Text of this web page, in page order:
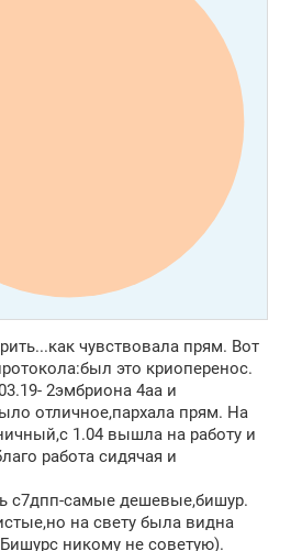
чувствовала прям. Вот
это криоперенос.
2эмбриона 4аа и
отличное,пархала прям. На
1.04 вышла на работу и
работа сидячая и
с7дпп-самые дешевые,бишур.
на свету была видна
никому не советую).